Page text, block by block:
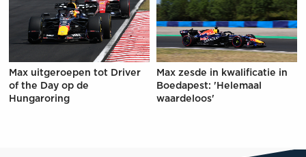
Max uitgeroepen tot Driver
of the Day op de
Hungaroring
Max zesde in kwalificatie in
Boedapest: 'Helemaal
waardeloos'